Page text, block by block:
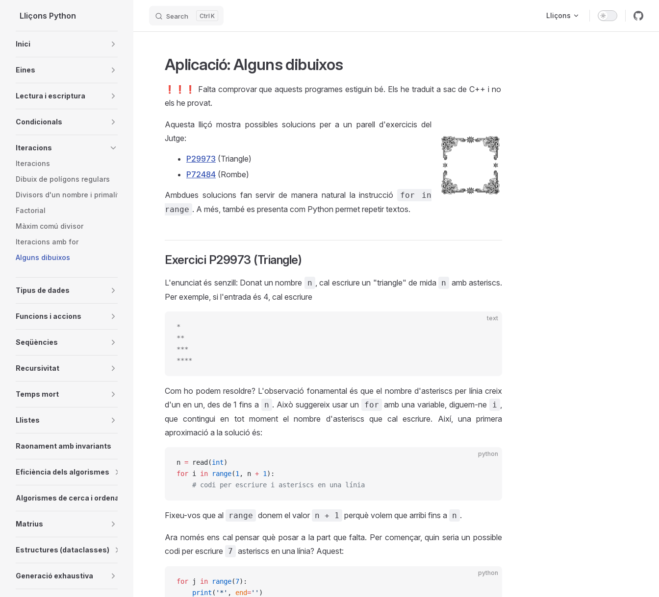
Skip to content
Lliçons Python Search K Lliçons
Inici
Eines
Lectura i escriptura
Condicionals
Iteracions
Iteracions
Dibuix de polígons regulars
Divisors d'un nombre i primalitat
Factorial
Màxim comú divisor
Iteracions amb for
Alguns dibuixos
Tipus de dades
Funcions i accions
Seqüències
Recursivitat
Temps mort
Llistes
Raonament amb invariants
Eficiència dels algorismes
Algorismes de cerca i ordenació
Matrius
Estructures (dataclasses)
Generació exhaustiva
Aplicació: Alguns dibuixos
❗️❗️❗️ Falta comprovar que aquests programes estiguin bé. Els he traduit a sac de C++ i no
els he provat.
Aquesta lliçó mostra possibles solucions per a un parell d'exercicis del
Jutge:
P29973 (Triangle)
P72484 (Rombe)
Ambdues solucions fan servir de manera natural la instrucció
for in
range . A més, també es presenta com Python permet repetir textos.
Exercici P29973 (Triangle)
L'enunciat és senzill: Donat un nombre n , cal escriure un "triangle" de mida n
amb asteriscs.
Per exemple, si l'entrada és 4, cal escriure
text
*
**
***
****
Com ho podem resoldre? L'observació fonamental és que el nombre d'asteriscs per línia creix
d'un en un, des de 1 fins a
n . Això suggereix usar un for amb una variable, diguem-ne i ,
que contingui en tot moment el nombre d'asteriscs que cal escriure. Així, una primera
aproximació a la solució és:
python
n = read(int)
for i in range(1 , n + 1 ):
    # codi per escriure i asteriscs en una línia
Fixeu-vos que al range donem el valor n + 1 perquè volem que arribi fins a n .
Ara només ens cal pensar què posar a la part que falta. Per començar, quin seria un possible
codi per escriure
7 asteriscs en una línia? Aquest:
python
for j in range(7):
    print
( '*' , end='' )